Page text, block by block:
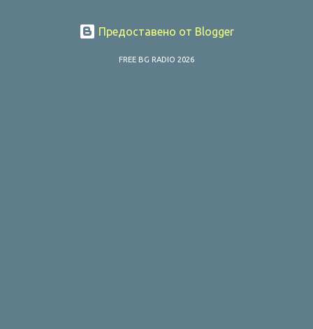
Предоставено от Blogger
FREE BG RADIO 2026